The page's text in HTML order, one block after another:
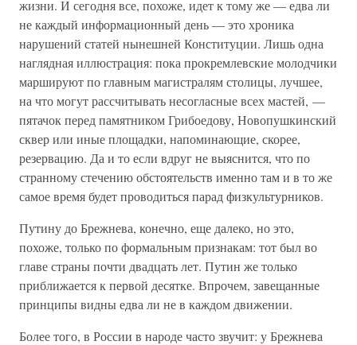
жизни. И сегодня все, похоже, идет к тому же — едва ли
не каждый информационный день — это хроника
нарушений статей нынешней Конституции. Лишь одна
наглядная иллюстрация: пока прокремлевские молодчики
маршируют по главным магистралям столицы, лучшее,
на что могут рассчитывать несогласные всех мастей, —
пятачок перед памятником Грибоедову, Новопушкинский
сквер или иные площадки, напоминающие, скорее,
резервацию. Да и то если вдруг не выяснится, что по
странному стечению обстоятельств именно там и в то же
самое время будет проводиться парад физкультурников.
Путину до Брежнева, конечно, еще далеко, но это,
похоже, только по формальным признакам: тот был во
главе страны почти двадцать лет. Путин же только
приближается к первой десятке. Впрочем, завещанные
принципы видны едва ли не в каждом движении.
Более того, в России в народе часто звучит: у Брежнева